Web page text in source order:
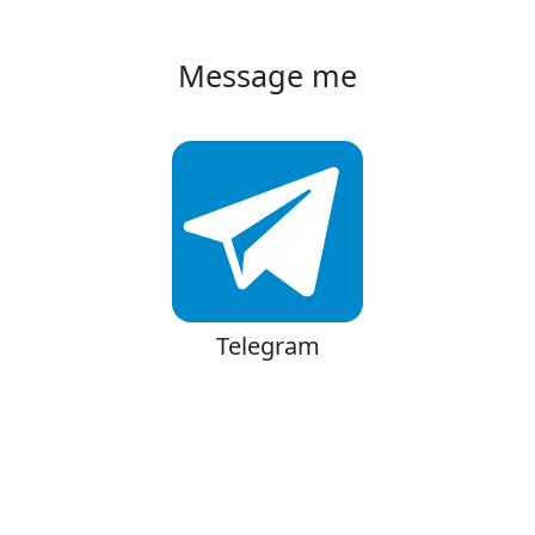
Message me
Telegram